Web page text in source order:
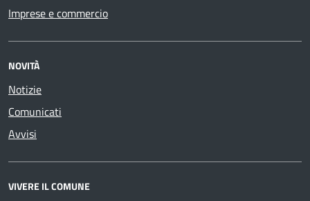
Imprese e commercio
NOVITÀ
Notizie
Comunicati
Avvisi
VIVERE IL COMUNE